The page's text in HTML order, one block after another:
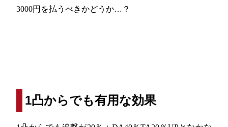
3000円を払うべきかどうか…？
1凸からでも有用な効果